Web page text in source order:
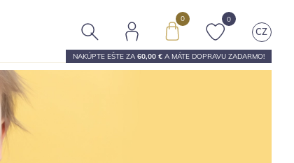
0 0
CZ
NAKÚPTE EŠTE ZA 60,00 € A MÁTE DOPRAVU ZADARMO!